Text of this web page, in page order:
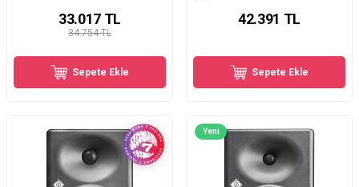
34.754 TL
33.017TL
Sepete Ekle
42.391 TL
Sepete Ekle
Yeni